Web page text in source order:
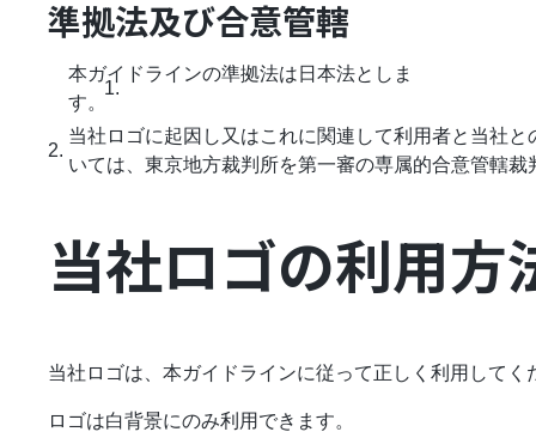
準拠法及び合意管轄
本ガイドラインの準拠法は日本法としま
す。
2.
当社ロゴに起因し又はこれに関連して利用者と当社と
いては、東京地方裁判所を第一審の専属的合意管轄裁
当社ロゴの利用方
当社ロゴは、本ガイドラインに従って正しく利用してく
ロゴは白背景にのみ利用できます。